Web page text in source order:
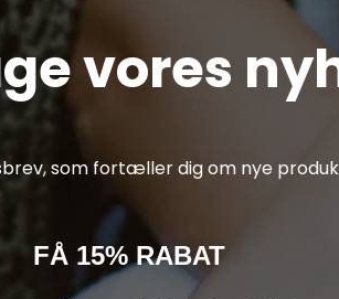
vores
som fortæller dig om nye
FÅ 15% RABAT